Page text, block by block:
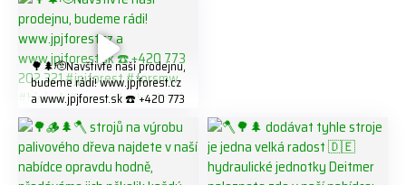
321 #jpjforest #forsmw
#firewood #
🌳🌲🫡Navštivte naší prodejnu,
budeme rádi! www.jpjforest.cz
a www.jpjforest.sk ☎️ +420 773
#biojack #regon #vahvajussi